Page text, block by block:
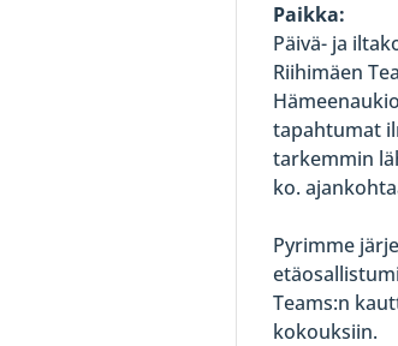
Paikka:
Päivä- ja
Riihimäen
tapahtumat
tarkemmin
ko.
Pyrimme
Teams:n
kokouksiin.